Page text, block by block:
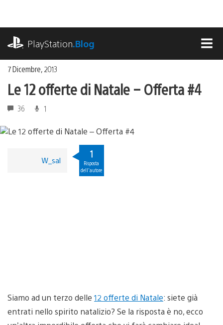
contenuto
PlayStation.Blog
7 Dicembre, 2013
Le 12 offerte di Natale – Offerta #4
36 1
W_sal
1
Risposta
dell'autore
Siamo ad un terzo delle 12 offerte di Natale: siete già
entrati nello spirito natalizio? Se la risposta è no, ecco